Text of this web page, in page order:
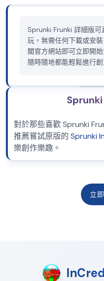
Sprunki Frunki 詳細版
玩，無需任何下載或安
關官方網站即可立即開
隨時隨地都能輕鬆進行創
對於那些喜歡 Sprunki
推薦嘗試原版的 Sprunki
樂創作樂趣。
立